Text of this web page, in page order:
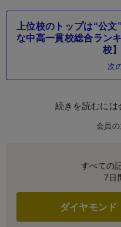
上位校のトップは“公
な中高一貫校総合ラン
校
次
続きを読むには
会員
すべての
7日
ダイヤモン